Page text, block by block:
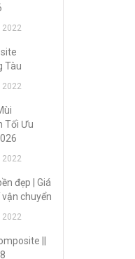
2022
Tàu
2022
Tối Ưu
2022
đẹp | Giá
chuyển
2022
||